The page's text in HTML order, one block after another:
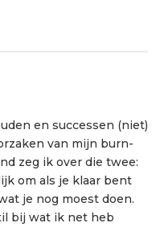
en successen (niet)
van mijn burn-
zeg ik over die twee:
om als je klaar bent
je nog moest doen.
bij wat ik net heb